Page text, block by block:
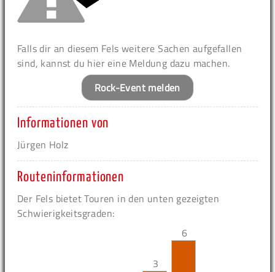
Falls dir an diesem Fels weitere Sachen aufgefallen
sind, kannst du hier eine Meldung dazu machen.
Rock-Event melden
Informationen von
Jürgen Holz
Routeninformationen
Der Fels bietet Touren in den unten gezeigten
Schwierigkeitsgraden:
3
6